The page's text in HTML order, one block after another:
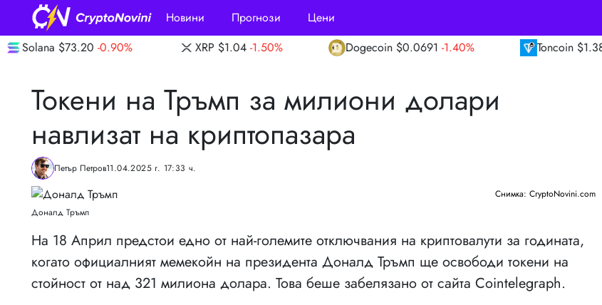
Новини Прогнози
Цени
XRP $1.04 -1.50% Dogecoin $0.0691 -1.40% Toncoin -1.00%
Токени на Тръмп за милиони долари
навлизат на криптопазара
Петър Петров11.04.2025 г. 17:33 ч.
Снимка: CryptoNovini.com
Доналд Тръмп
На 18 Април предстои едно от най-големите отключвания на криптовалути за годината,
когато официалният мемекойн на президента Доналд Тръмп ще освободи токени на
стойност от над 321 милиона долара. Това беше забелязано от сайта Cointelegraph.